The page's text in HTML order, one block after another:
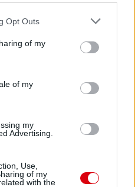
uses one or more Google
behaviour. You may click to
and its third-party tags to
purposes in below Google
Opt Outs
of my
of my
my
Advertising.
Use,
of my
with the